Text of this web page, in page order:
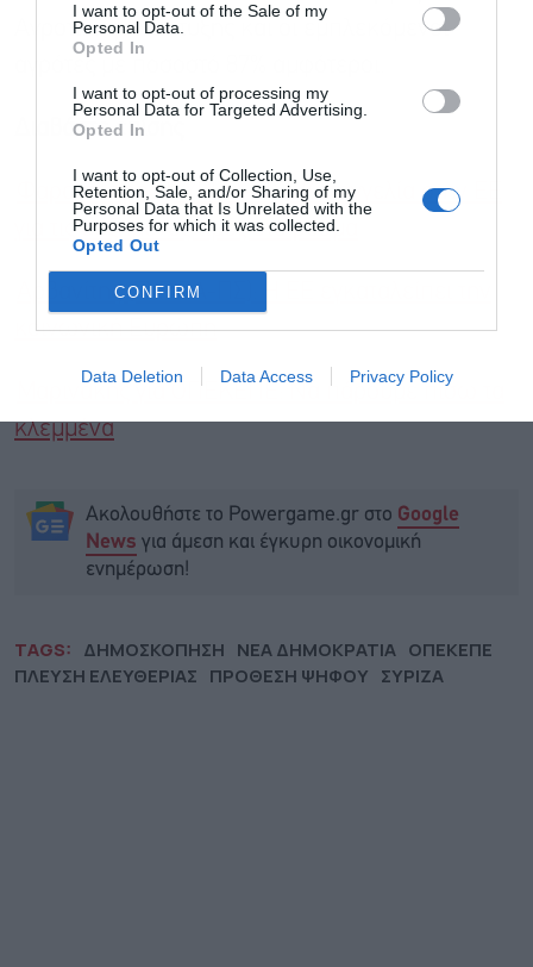
I want to opt-out of the Sale of my
Personal Data.
Opted In
I want to opt-out of processing my
Personal Data for Targeted Advertising.
Opted In
I want to opt-out of Collection, Use,
Retention, Sale, and/or Sharing of my
Personal Data that Is Unrelated with the
Purposes for which it was collected.
Opted Out
CONFIRM
Data Deletion Data Access Privacy Policy
Αγροτικής Ανάπτυξης και οι εμπλεκόμενοι
Διαβάστε επίσης
Φαραντούρης (ΣΥΡΙΖΑ-ΠΣ): Καταγγελία στην ΕΕ
για τις αυξημένες τιμές στο ρεύμα
Αρβανίτης (ΣΥΡΙΖΑ-ΠΣ): Η ΕΕ εγκαταλείπει την
κοινωνική Ευρώπη
Μαρινάκης για ΟΠΕΚΕΠΕ: Να πάρουμε πίσω τα
κλεμμένα
Ακολουθήστε το Powergame.gr στο Google
News για άμεση και έγκυρη οικονομική
ενημέρωση!
TAGS: ΔΗΜΟΣΚΟΠΗΣΗ ΝΕΑ ΔΗΜΟΚΡΑΤΙΑ ΟΠΕΚΕΠΕ
ΠΛΕΥΣΗ ΕΛΕΥΘΕΡΙΑΣ ΠΡΟΘΕΣΗ ΨΗΦΟΥ ΣΥΡΙΖΑ